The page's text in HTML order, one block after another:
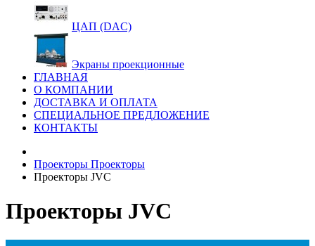
ЦАП (DAC)
Экраны проекционные
ГЛАВНАЯ
О КОМПАНИИ
ДОСТАВКА И ОПЛАТА
СПЕЦИАЛЬНОЕ ПРЕДЛОЖЕНИЕ
КОНТАКТЫ
Проекторы Проекторы
Проекторы JVC
Проекторы JVC